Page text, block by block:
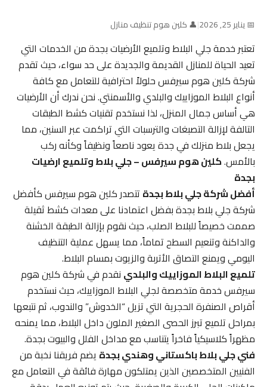
📅 يناير 25, 2026 |👤 كلين هوم تنظيف منازل
تعتبر خدمة جلي البلاط وتلميع الأرضيات بجدة من الخدمات التي
تعيد الحياة للمنازل القديمة والجديدة على حد سواء، حيث تقدم
شركة كلين هوم سيرفس حلولاً احترافية للتعامل مع كافة
أنواع البلاط الموزاييك والبلدي والأسمنتي. نحن ندرك أن الأرضيات
هي أساس جمال المنزل، لذا نستخدم تقنيات كشط الطبقات
التالفة لإزالة التصبغات والترسبات التي تراكمت عبر السنين، مما
يجعل بلاط منزلك في جدة يعود ناصعاً ونظيفاً وكأنه ركب
بالأمس.كلين هوم سيرفس – جلي بلاط وتلميع ارضيات
بجدة
أفضل شركة جلي بلاط بجدةتتصدر كلين هوم سيرفس كأفضل
شركة جلي بلاط بجدة بفضل اعتمادنا على معدات كشط ثقيلة
صممت خصيصاً للبلاط الصلب، حيث نقوم بإزالة الطبقة الخشنة
والداكنة وتنعيم السطح تماماً، مما يسهل عملية التنظيف
اليومي ويمنع التصاق الأتربة والزيوت بمسام البلاط.
تلميع البلاط الموزاييك والبلدينقدم في شركة كلين هوم
سيرفس خدمة متخصصة لجلي البلاط الموزاييك، حيث نستخدم
أقراص الصنفرة الحجرية التي تزيل “الخدوش” والندوب، ثم نتبعها
بمراحل تلميع تبرز الحصى الصغير الملون داخل البلاط، مما يمنحه
مظهراً كلاسيكياً فاخراً يتناسب مع مداخل الفلل والبيوت بجدة.
فني جلي بلاط باكستاني وهندي بجدةيضم فريقنا نخبة من
الفنيين المتخصصين الذين يمتلكون مهارة فائقة في التعامل مع